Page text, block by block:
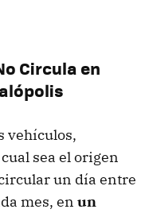
Circula en
vehículos,
sea el origen
un día entre
mes, en un